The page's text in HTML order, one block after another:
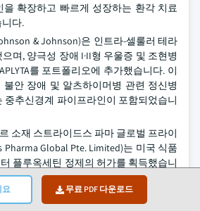
요 무료 PDF 다운로드
을 확장하고 빠르게 성장하는 환각 치료
다.
& Johnson)은 인트라-셀룰러 테라
며, 양극성 장애 I·II형 우울증 및 조현병
를 포트폴리오에 추가했습니다. 이
불안 장애 및 알츠하이머병 관련 정신병
중추신경계 파이프라인이 포함되었습니
소재 스트라이드스 파마 글로벌 프라이
Pharma Global Pte. Limited)는 미국 식품
플루옥세틴 정제의 허가를 획득했습니
이드스 파마가 미국 시장에서Generic 항
확장하고, 수요가 높은 치료 분야에서
며 매출 성장을 견인하는 데 기여했습니